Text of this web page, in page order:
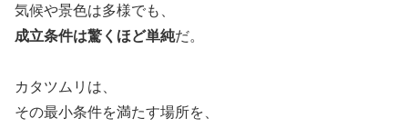
気候や景色は多様でも、
成立条件は驚くほど単純だ。
カタツムリは、
その最小条件を満たす場所を、